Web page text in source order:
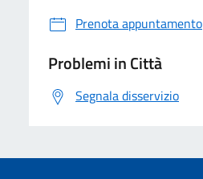
Prenota appuntamento
Problemi in Città
Segnala disservizio